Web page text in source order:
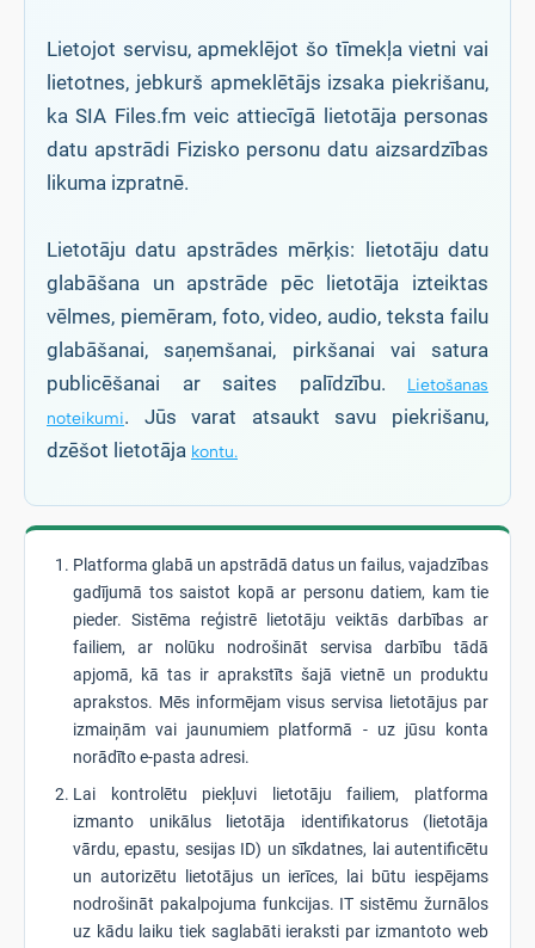
Lietojot servisu, apmeklējot šo tīmekļa vietni vai
lietotnes, jebkurš apmeklētājs izsaka piekrišanu,
ka SIA Files.fm veic attiecīgā lietotāja personas
datu apstrādi Fizisko personu datu aizsardzības
likuma izpratnē.
Lietotāju datu apstrādes mērķis: lietotāju datu
glabāšana un apstrāde pēc lietotāja izteiktas
vēlmes, piemēram, foto, video, audio, teksta failu
glabāšanai, saņemšanai, pirkšanai vai satura
publicēšanai ar saites palīdzību.
Lietošanas
noteikumi. Jūs varat atsaukt savu piekrišanu,
dzēšot lietotāja kontu.
Platforma glabā un apstrādā datus un failus, vajadzības
gadījumā tos saistot kopā ar personu datiem, kam tie
pieder. Sistēma reģistrē lietotāju veiktās darbības ar
failiem, ar nolūku nodrošināt servisa darbību tādā
apjomā, kā tas ir aprakstīts šajā vietnē un produktu
aprakstos. Mēs informējam visus servisa lietotājus par
izmaiņām vai jaunumiem platformā - uz jūsu konta
norādīto e-pasta adresi.
Lai kontrolētu piekļuvi lietotāju failiem, platforma
izmanto unikālus lietotāja identifikatorus (lietotāja
vārdu, epastu, sesijas ID) un sīkdatnes, lai autentificētu
un autorizētu lietotājus un ierīces, lai būtu iespējams
nodrošināt pakalpojuma funkcijas. IT sistēmu žurnālos
uz kādu laiku tiek saglabāti ieraksti par izmantoto web